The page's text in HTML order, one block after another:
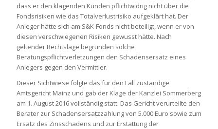
dass er den klagenden Kunden pflichtwidrig nicht über die
Fondsrisiken wie das Totalverlustrisiko aufgeklärt hat. Der
Anleger hätte sich am S&K-Fonds nicht beteiligt, wenn er von
diesen verschwiegenen Risiken gewusst hätte. Nach
geltender Rechtslage begründen solche
Beratungspflichtverletzungen den Schadensersatz eines
Anlegers gegen den Vermittler.
Dieser Sichtwiese folgte das für den Fall zuständige
Amtsgericht Mainz und gab der Klage der Kanzlei Sommerberg
am 1. August 2016 vollständig statt. Das Gericht verurteilte den
Berater zur Schadensersatzzahlung von 5.000 Euro sowie zum
Ersatz des Zinsschadens und zur Erstattung der